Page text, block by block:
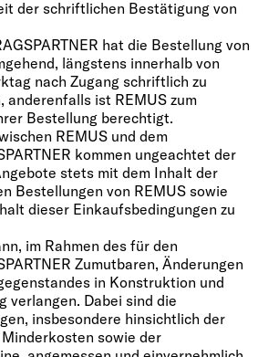
der schriftlichen Bestätigung von
hat die Bestellung von
längstens innerhalb von
nach Zugang schriftlich zu
anderenfalls ist REMUS zum
Bestellung berechtigt.
REMUS und dem
kommen ungeachtet der
stets mit dem Inhalt der
Bestellungen von REMUS sowie
dieser Einkaufsbedingungen zu
im Rahmen des für den
Zumutbaren, Änderungen
in Konstruktion und
verlangen. Dabei sind die
insbesondere hinsichtlich der
sowie der